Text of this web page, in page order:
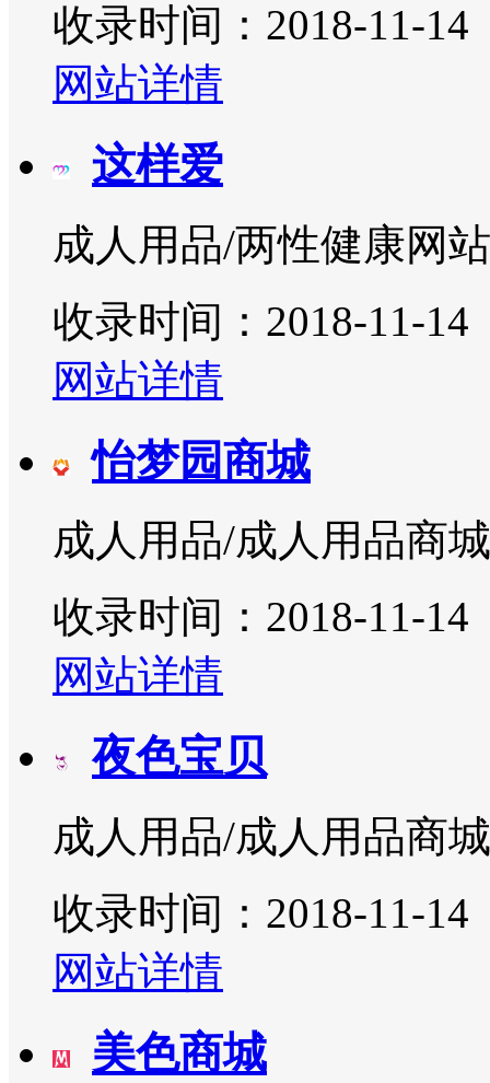
收录时间：2018-11-14
网站详情
这样爱
成人用品/两性健康网站
收录时间：2018-11-14
网站详情
怡梦园商城
成人用品/成人用品商城
收录时间：2018-11-14
网站详情
夜色宝贝
成人用品/成人用品商城
收录时间：2018-11-14
网站详情
美色商城